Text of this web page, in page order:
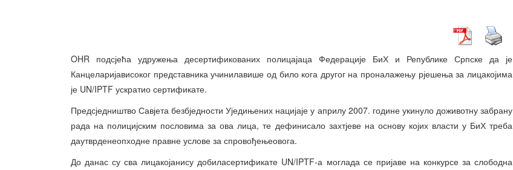
OHR подсјећа удружења десертификованих полицајаца Федерације БиХ и Републике Српске да је
Канцеларијависоког представника учинилавише од било кога другог на проналажењу рјешења за лицакојима
је UN/IPTF ускратио сертификате.
Предсједништво Савјета безбједности Уједињених нацијаје у априлу 2007. године укинуло доживотну забрану
рада на полицијским пословима за ова лица, те дефинисало захтјеве на основу којих власти у БиХ треба
даутврденеопходне правне услове за спровођењеовога.
До данас су сва лицакојанису добиласертификате UN/IPTF-а моглада се пријаве на конкурсе за слободна